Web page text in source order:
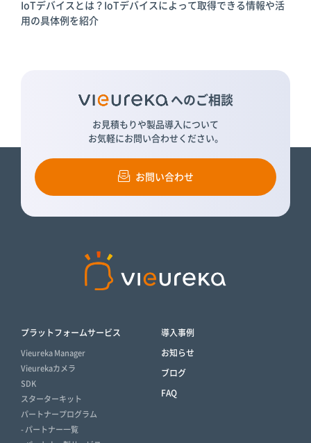
IoTデバイスとは？IoTデバイスによって取得できる情報や活
用の具体例を紹介
へのご相談
お見積もりや製品導入について
お気軽にお問い合わせください。
お問い合わせ
プラットフォームサービス
Vieureka Manager
Vieurekaカメラ
SDK
スターターキット
パートナープログラム
- パートナー一覧
導入事例
お知らせ
ブログ
FAQ